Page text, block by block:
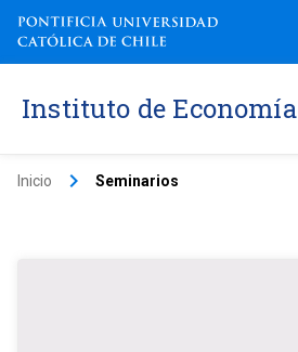
Instituto de Economía
Inicio keyboard_arrow_right Seminarios